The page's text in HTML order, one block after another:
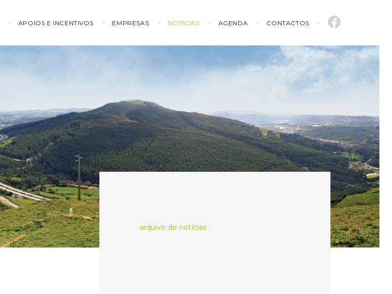
APOIOS E INCENTIVOS EMPRESAS NOTÍCIAS AGENDA CONTACTOS
arquivo de notícias .